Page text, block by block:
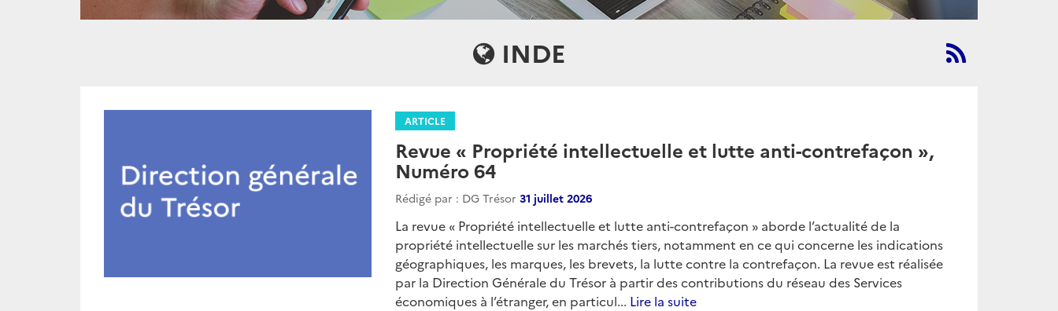
INDE
ARTICLE
Revue « Propriété intellectuelle et lutte anti-contrefaçon »,
Numéro 64
Rédigé par : DG Trésor 31 juillet 2026
La revue « Propriété intellectuelle et lutte anti-contrefaçon » aborde l’actualité de la
propriété intellectuelle sur les marchés tiers, notamment en ce qui concerne les indications
géographiques, les marques, les brevets, la lutte contre la contrefaçon. La revue est réalisée
par la Direction Générale du Trésor à partir des contributions du réseau des Services
économiques à l’étranger, en particul... Lire la suite